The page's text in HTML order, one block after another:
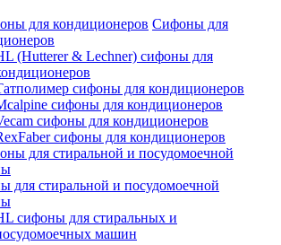
Сифоны для
(Hutterer & Lechner) сифоны для
сифоны для кондиционеров
сифоны для кондиционеров
сифоны для кондиционеров
сифоны для кондиционеров
для стиральной и посудомоечной
сифоны для стиральных и
машин